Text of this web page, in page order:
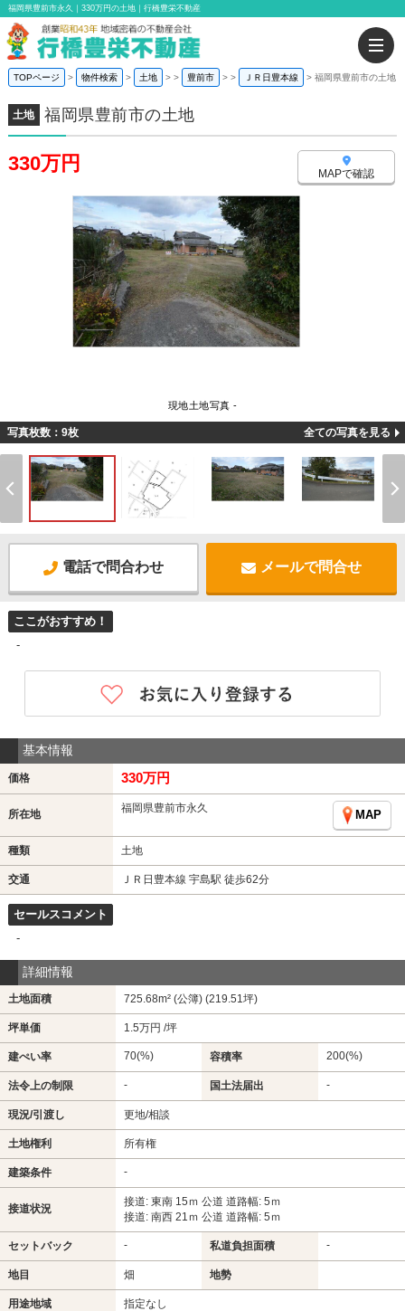
福岡県豊前市永久｜330万円の土地｜行橋豊栄不動産
TOPページ 物件検索 土地 > 豊前市 > ＪＲ日豊本線 福岡県豊前市の土地
土地 福岡県豊前市の土地
330万円 MAPで確認
現地土地写真 -
写真枚数：9枚 全ての写真を見る
電話で問合わせ メールで問合せ
ここがおすすめ！
-
基本情報
価格 330万円
所在地 福岡県豊前市永久
MAP
種類 土地
交通 ＪＲ日豊本線 宇島駅 徒歩62分
セールスコメント
-
詳細情報
土地面積 725.68m² (公簿) (219.51坪)
坪単価 1.5万円 /坪
建ぺい率 70(%) 容積率 200(%)
法令上の制限 - 国土法届出 -
現況/引渡し 更地/相談
土地権利 所有権
建築条件 -
接道状況
接道: 東南 15ｍ 公道 道路幅: 5ｍ
接道: 南西 21ｍ 公道 道路幅: 5ｍ
セットバック - 私道負担面積 -
地目 畑 地勢
用途地域 指定なし